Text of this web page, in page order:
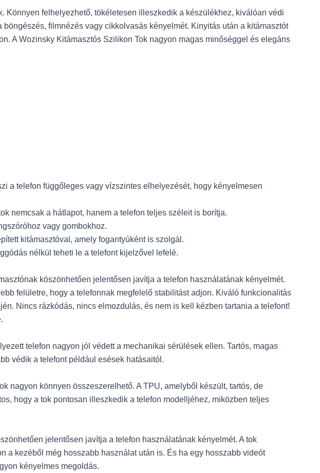
felhelyezhető, tökéletesen illeszkedik a készülékhez, kiválóan védi
filmnézés vagy cikkolvasás kényelmét. Kinyitás után a kitámasztót
A Wozinsky Kitámasztós Szilikon Tok nagyon magas minőséggel és elegáns
a telefon függőleges vagy vízszintes elhelyezését, hogy kényelmesen
nemcsak a hátlapot, hanem a telefon teljes széleit is borítja.
vagy gombokhoz.
kitámasztóval, amely fogantyúként is szolgál.
nélkül teheti le a telefont kijelzővel lefelé.
köszönhetően jelentősen javítja a telefon használatának kényelmét.
felületre, hogy a telefonnak megfelelő stabilitást adjon. Kiváló funkcionalitás
Nincs rázkódás, nincs elmozdulás, és nem is kell kézben tartania a telefont!
telefon nagyon jól védett a mechanikai sérülések ellen. Tartós, magas
védik a telefont például esések hatásaitól.
nagyon könnyen összeszerelhető. A TPU, amelyből készült, tartós, de
hogy a tok pontosan illeszkedik a telefon modelljéhez, miközben teljes
jelentősen javítja a telefon használatának kényelmét. A tok
a kezéből még hosszabb használat után is. És ha egy hosszabb videót
kényelmes megoldás.